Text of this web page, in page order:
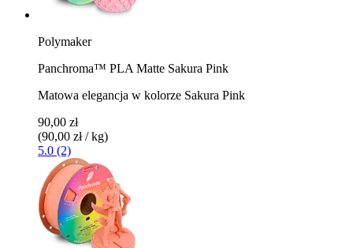
Polymaker
Panchroma™ PLA Matte Sakura Pink
Matowa elegancja w kolorze Sakura Pink
90,00 zł
(90,00 zł / kg)
5.0 (2)